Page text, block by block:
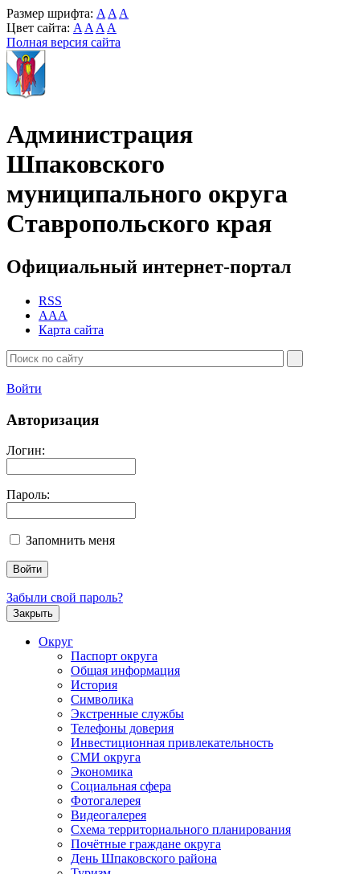
Размер шрифта: A A A
Цвет сайта: A A A A
Полная версия сайта
Администрация
Шпаковского
муниципального округа
Ставропольского края
Официальный интернет-портал
RSS
AAA
Карта сайта
Войти
Авторизация
Логин:
Пароль:
Запомнить меня
Забыли свой пароль?
Закрыть
Округ
Паспорт округа
Общая информация
История
Символика
Экстренные службы
Телефоны доверия
Инвестиционная привлекательность
СМИ округа
Экономика
Социальная сфера
Фотогалерея
Видеогалерея
Схема территориального планирования
Почётные граждане округа
День Шпаковского района